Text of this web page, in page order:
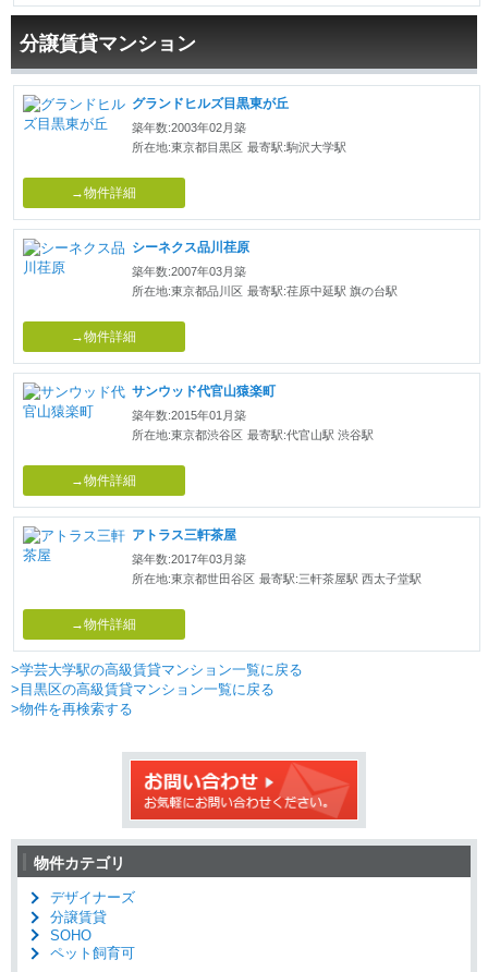
分譲賃貸マンション
グランドヒルズ目黒東が丘
築年数:2003年02月築
所在地:東京都目黒区 最寄駅:駒沢大学駅
→物件詳細
シーネクス品川荏原
築年数:2007年03月築
所在地:東京都品川区 最寄駅:荏原中延駅 旗の台駅
→物件詳細
サンウッド代官山猿楽町
築年数:2015年01月築
所在地:東京都渋谷区 最寄駅:代官山駅 渋谷駅
→物件詳細
アトラス三軒茶屋
築年数:2017年03月築
所在地:東京都世田谷区 最寄駅:三軒茶屋駅 西太子堂駅
→物件詳細
>学芸大学駅の高級賃貸マンション一覧に戻る
>目黒区の高級賃貸マンション一覧に戻る
>物件を再検索する
物件カテゴリ
デザイナーズ
分譲賃貸
SOHO
ペット飼育可